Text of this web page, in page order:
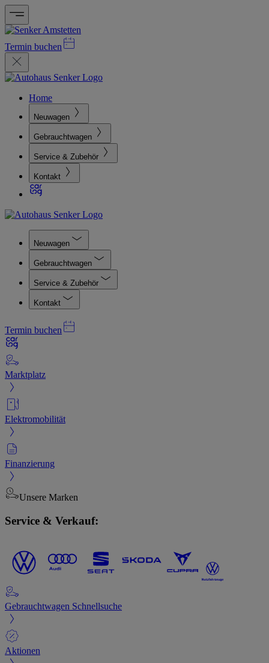
Termin buchen
Home
Neuwagen
Gebrauchtwagen
Service & Zubehör
Kontakt
Neuwagen
Gebrauchtwagen
Service & Zubehör
Kontakt
Termin buchen
Marktplatz
Elektromobilität
Finanzierung
Unsere Marken
Service & Verkauf:
Gebrauchtwagen Schnellsuche
Aktionen